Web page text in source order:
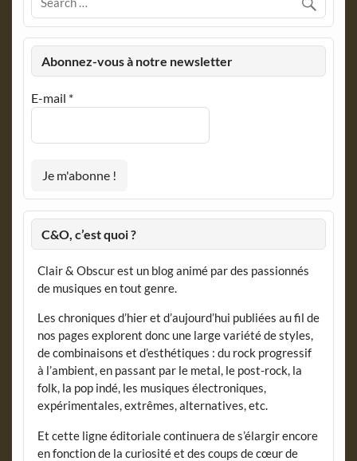
Abonnez-vous à notre newsletter
E-mail *
C&O, c’est quoi ?
Clair & Obscur est un blog animé par des passionnés
de musiques en tout genre.
Les chroniques d’hier et d’aujourd’hui publiées au fil de
nos pages explorent donc une large variété de styles,
de combinaisons et d’esthétiques : du rock progressif
à l’ambient, en passant par le metal, le post-rock, la
folk, la pop indé, les musiques électroniques,
expérimentales, extrêmes, alternatives, etc.
Et cette ligne éditoriale continuera de s’élargir encore
en fonction de la curiosité et des coups de cœur de